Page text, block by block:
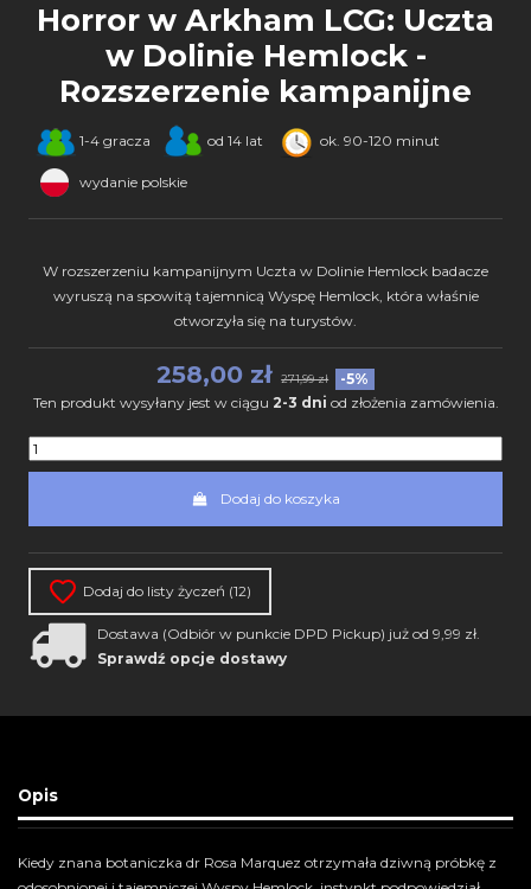
Horror w Arkham LCG: Uczta
w Dolinie Hemlock -
Rozszerzenie kampanijne
1-4 gracza od 14 lat ok. 90-120 minut
wydanie polskie
W rozszerzeniu kampanijnym Uczta w Dolinie Hemlock badacze
wyruszą na spowitą tajemnicą Wyspę Hemlock, która właśnie
otworzyła się na turystów.
258,00 zł 271,99 zł
-5%
Ten produkt wysyłany jest w ciągu 2-3 dni od złożenia zamówienia.
Dodaj do koszyka
Dodaj do listy życzeń (12)
Dostawa (Odbiór w punkcie DPD Pickup) już od 9,99 zł.
Sprawdź opcje dostawy
Opis
Kiedy znana botaniczka dr Rosa Marquez otrzymała dziwną próbkę z